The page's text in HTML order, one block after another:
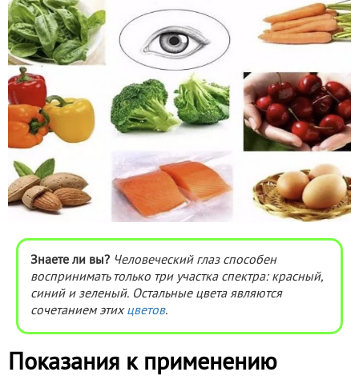
Знаете ли вы? Человеческий глаз способен
воспринимать только три участка спектра: красный,
синий и зеленый. Остальные цвета являются
сочетанием этих цветов.
Показания к применению